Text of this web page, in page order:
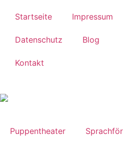
springen
Startseite Impressum
Datenschutz Blog
Kontakt
Puppentheater